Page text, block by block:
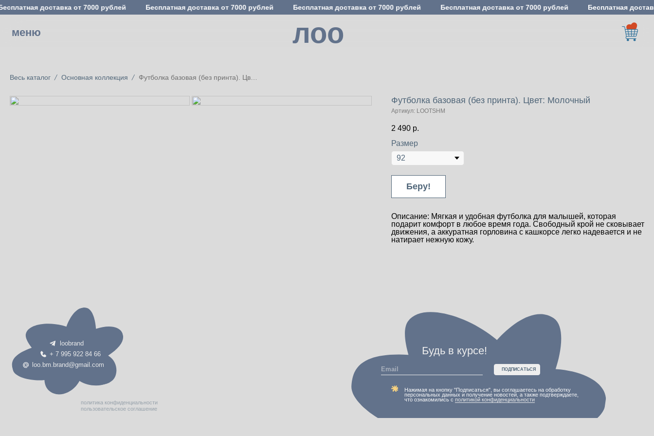
доставка от 7000 рублей Бесплатная доставка от 7000 рублей Бесплатная доставка от 7000 рублей Бесплатная доставка от 7000 рублей Бесплатная
меню лоо
Весь каталог Основная коллекция
Футболка базовая (без принта). Цвет: Молочный
Артикул: LOOTSHM
2 490 р.
Размер
Беру!
Описание: Мягкая и удобная футболка для малышей, которая
подарит комфорт в любое время года. Свободный крой не сковывает
движения, а аккуратная горловина с кашкорсе легко надевается и не
натирает нежную кожу.
Будь в курсе!
политика конфиденциальности
пользовательское соглашение
loo.bm.brand@gmail.com
+ 7 995 922 84 66
Нажимая на кнопку "Подписаться", вы соглашаетесь на обработку
персональных данных и получение новостей, а также подтверждаете,
что ознакомились сполитикой конфиденциальности